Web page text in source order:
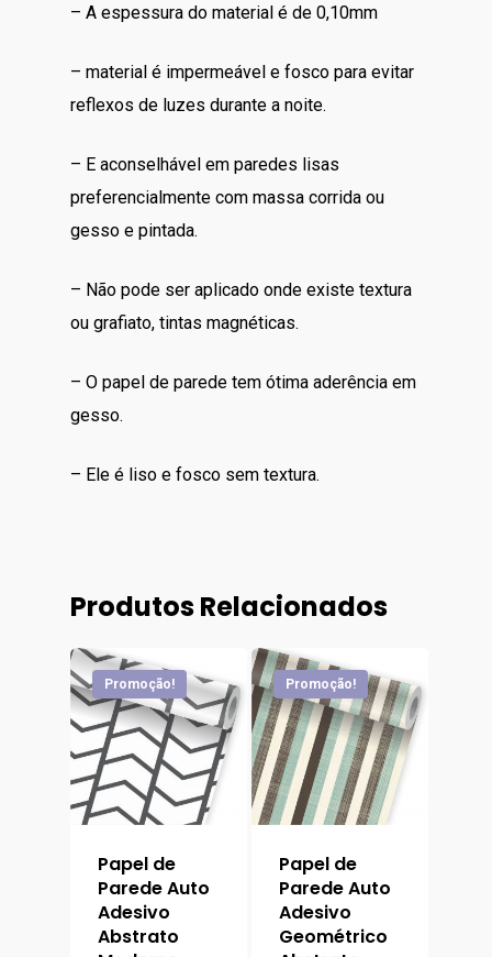
– A espessura do material é de 0,10mm
– material é impermeável e fosco para evitar
reflexos de luzes durante a noite.
– E aconselhável em paredes lisas
preferencialmente com massa corrida ou
gesso e pintada.
– Não pode ser aplicado onde existe textura
ou grafiato, tintas magnéticas.
– O papel de parede tem ótima aderência em
gesso.
– Ele é liso e fosco sem textura.
Produtos Relacionados
Promoção!
Papel de
Parede Auto
Adesivo
Abstrato
Promoção!
Papel de
Parede Auto
Adesivo
Geométrico